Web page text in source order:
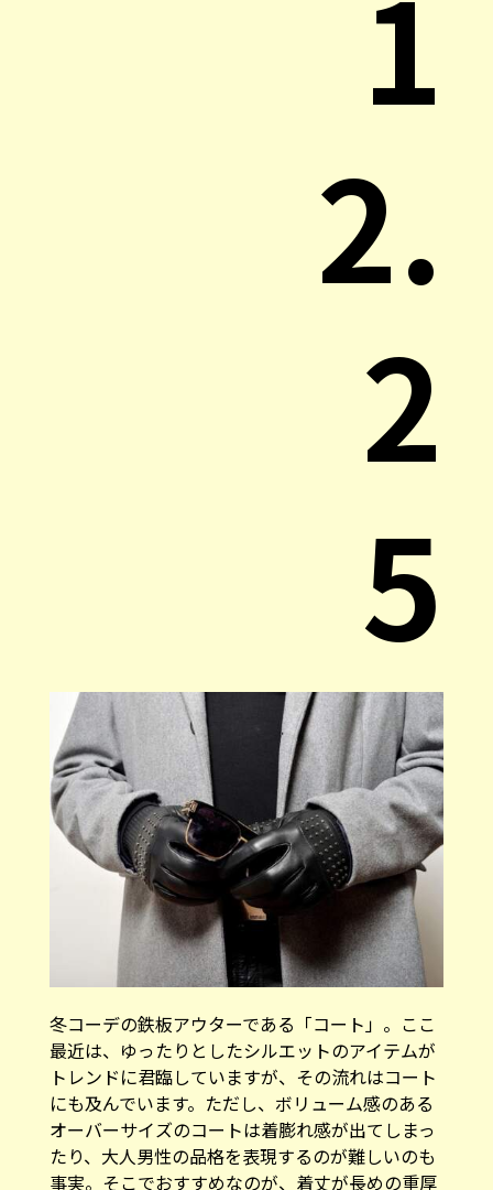
1
2.
2
5
冬コーデの鉄板アウターである「コート」。ここ
最近は、ゆったりとしたシルエットのアイテムが
トレンドに君臨していますが、その流れはコート
にも及んでいます。ただし、ボリューム感のある
オーバーサイズのコートは着膨れ感が出てしまっ
たり、大人男性の品格を表現するのが難しいのも
事実。そこでおすすめなのが、着丈が長めの重厚